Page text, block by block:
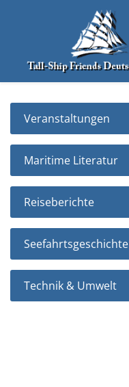
Veranstaltungen
Maritime Literatur
Reiseberichte
Seefahrtsgeschichte
Technik & Umwelt